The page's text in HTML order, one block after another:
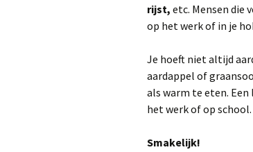
rijst, etc. Mensen die
op het werk of in je
Je hoeft niet altijd
aardappel of
als warm te eten.
het werk of op school.
Smakelijk!